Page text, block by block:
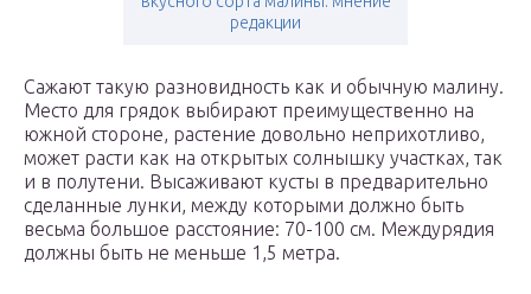
редакции
Сажают такую разновидность как и обычную малину.
Место для грядок выбирают преимущественно на
южной стороне, растение довольно неприхотливо,
может расти как на открытых солнышку участках, так
и в полутени. Высаживают кусты в предварительно
сделанные лунки, между которыми должно быть
весьма большое расстояние: 70-100 см. Междурядия
должны быть не меньше 1,5 метра.